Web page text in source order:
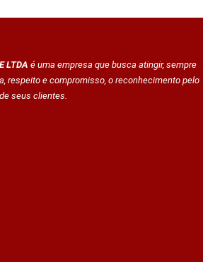
LTDA é uma empresa que busca atingir, sempre
respeito e compromisso, o reconhecimento pelo
seus clientes.